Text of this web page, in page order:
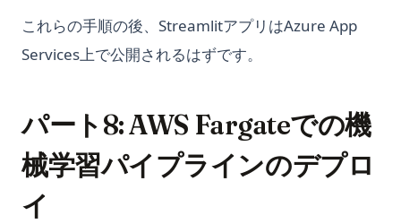
これらの手順の後、StreamlitアプリはAzure App
Services上で公開されるはずです。
パート8: AWS Fargateでの機
械学習パイプラインのデプロ
イ